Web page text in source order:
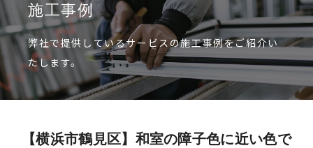
施工事例
弊社で提供しているサービスの施工事例をご紹介い
たします。
【横浜市鶴見区】和室の障子色に近い色で